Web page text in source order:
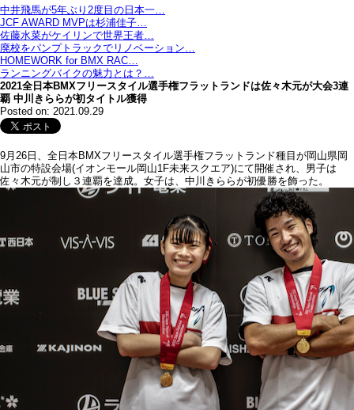
中井飛馬が5年ぶり2度目の日本一…
JCF AWARD MVPは杉浦佳子…
佐藤水菜がケイリンで世界王者…
廃校をパンプトラックでリノベーション…
HOMEWORK for BMX RAC…
ランニングバイクの魅力とは？…
2021全日本BMXフリースタイル選手権フラットランドは佐々木元が大会3連
覇 中川きららが初タイトル獲得
Posted on: 2021.09.29
9月26日、全日本BMXフリースタイル選手権フラットランド種目が岡山県岡
山市の特設会場(イオンモール岡山1F未来スクエア)にて開催され、男子は
佐々木元が制し３連覇を達成。女子は、中川きららが初優勝を飾った。